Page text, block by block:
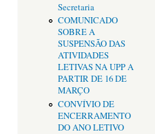
Secretaria
COMUNICADO
SOBRE A
SUSPENSÃO DAS
ATIVIDADES
LETIVAS NA UPP A
PARTIR DE 16 DE
MARÇO
CONVÍVIO DE
ENCERRAMENTO
DO ANO LETIVO